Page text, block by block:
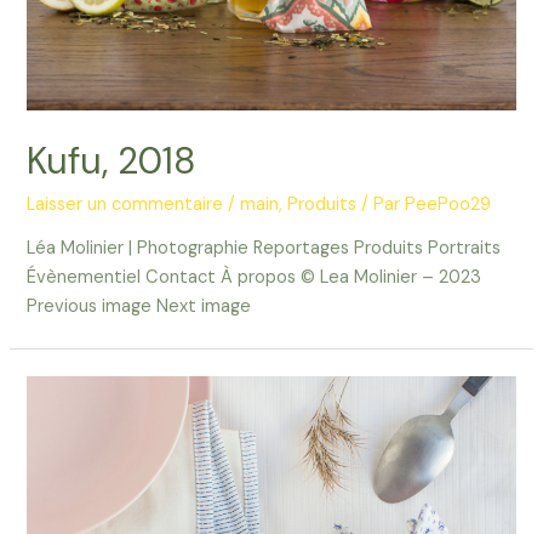
Kufu, 2018
Laisser un commentaire /main,Produits / ParPeePoo29
Léa Molinier | Photographie Reportages Produits Portraits
Évènementiel Contact À propos © Lea Molinier – 2023
Previous image Next image